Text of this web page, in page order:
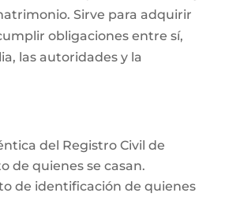
Sirve para adquirir
obligaciones entre sí,
las autoridades y la
del Registro Civil de
de quienes se casan.
de identificación de quienes